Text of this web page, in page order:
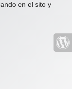
en el sito y